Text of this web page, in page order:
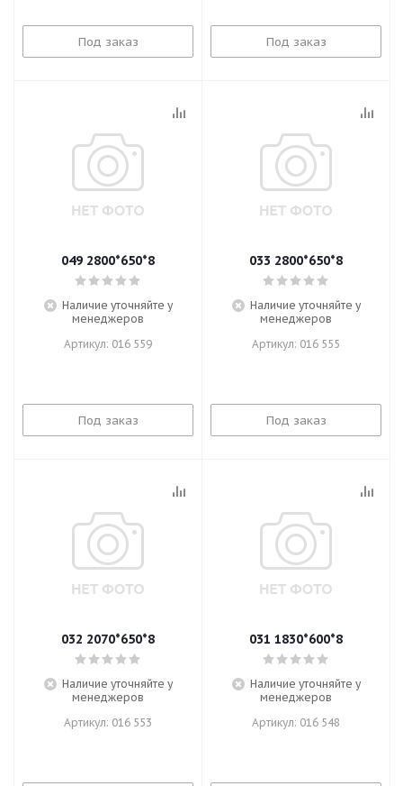
Под заказ Под заказ
049 2800*650*8
Наличие уточняйте у
менеджеров
Артикул: 016 559
Под заказ
033 2800*650*8
Наличие уточняйте у
менеджеров
Артикул: 016 555
Под заказ
032 2070*650*8
Наличие уточняйте у
менеджеров
Артикул: 016 553
031 1830*600*8
Наличие уточняйте у
менеджеров
Артикул: 016 548